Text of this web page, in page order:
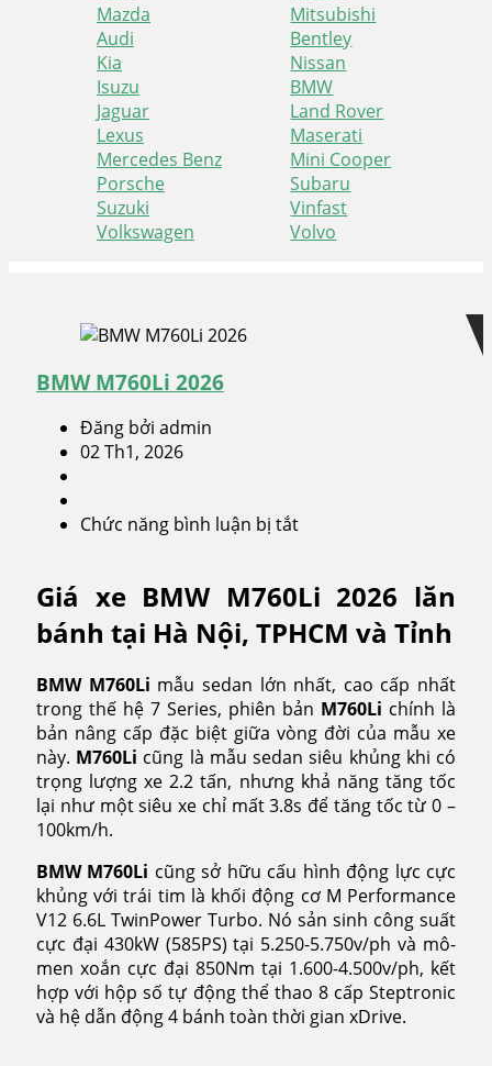
Mazda
Mitsubishi
Audi
Bentley
Kia
Nissan
Isuzu
BMW
Jaguar
Land Rover
Lexus
Maserati
Mercedes Benz
Mini Cooper
Porsche
Subaru
Suzuki
Vinfast
Volkswagen
Volvo
navigation
BMW M760Li 2026
Đăng bởi admin
02 Th1, 2026
Chức năng bình luận bị tắt
2026
Giá xe BMW M760Li 2026 lăn
bánh tại Hà Nội, TPHCM và Tỉnh
BMW M760Li mẫu sedan lớn nhất, cao cấp nhất
trong thế hệ 7 Series, phiên bản M760Li chính là
bản nâng cấp đặc biệt giữa vòng đời của mẫu xe
này. M760Li cũng là mẫu sedan siêu khủng khi có
trọng lượng xe 2.2 tấn, nhưng khả năng tăng tốc
lại như một siêu xe chỉ mất 3.8s để tăng tốc từ 0 –
100km/h.
BMW M760Li cũng sở hữu cấu hình động lực cực
khủng với trái tim là khối động cơ M Performance
V12 6.6L TwinPower Turbo. Nó sản sinh công suất
cực đại 430kW (585PS) tại 5.250-5.750v/ph và mô-
men xoắn cực đại 850Nm tại 1.600-4.500v/ph, kết
hợp với hộp số tự động thể thao 8 cấp Steptronic
và hệ dẫn động 4 bánh toàn thời gian xDrive.